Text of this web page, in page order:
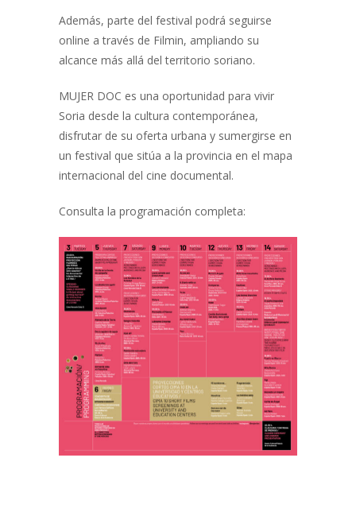
Además, parte del festival podrá seguirse
online a través de Filmin, ampliando su
alcance más allá del territorio soriano.
MUJER DOC es una oportunidad para vivir
Soria desde la cultura contemporánea,
disfrutar de su oferta urbana y sumergirse en
un festival que sitúa a la provincia en el mapa
internacional del cine documental.
Consulta la programación completa: